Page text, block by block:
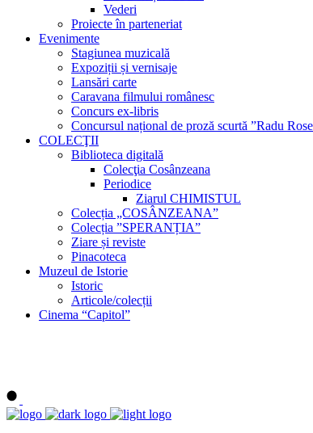
Vederi
Proiecte în parteneriat
Evenimente
Stagiunea muzicală
Expoziții și vernisaje
Lansări carte
Caravana filmului românesc
Concurs ex-libris
Concursul național de proză scurtă ”Radu
COLECŢII
Biblioteca digitală
Colecţia Cosânzeana
Periodice
Ziarul CHIMISTUL
Colecția „COSÂNZEANA”
Colecția ”SPERANȚIA”
Ziare și reviste
Pinacoteca
Muzeul de Istorie
Istoric
Articole/colecții
Cinema “Capitol”